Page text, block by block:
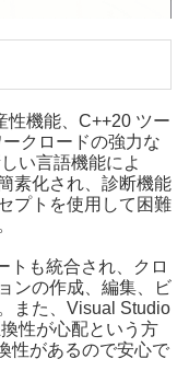
性機能、C++20 ツー
クロードの強力な
い言語機能によ
素化され、診断機能
プトを使用して困難
トも統合され、クロ
ンの作成、編集、ビ
また、Visual Studio
性が心配という方
性があるので安心で